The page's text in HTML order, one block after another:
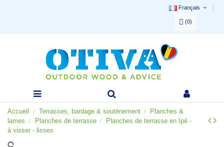
Français
(0)
Accueil Terrasses, bardage & soutènement
Planches &
lames
Planches de terrasse
Planches de terrasse en Ipé -
à visser - lisses